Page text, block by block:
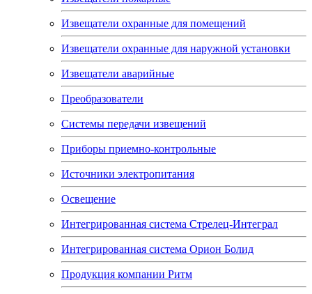
Извещатели охранные для помещений
Извещатели охранные для наружной установки
Извещатели аварийные
Преобразователи
Системы передачи извещений
Приборы приемно-контрольные
Источники электропитания
Освещение
Интегрированная система Стрелец-Интеграл
Интегрированная система Орион Болид
Продукция компании Ритм